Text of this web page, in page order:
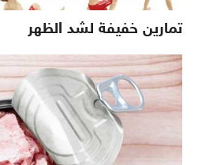
تمارين خفيفة لشد الظهر